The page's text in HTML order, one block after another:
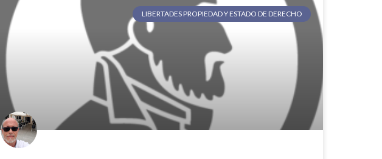
LIBERTADES PROPIEDAD Y ESTADO DE DERECHO